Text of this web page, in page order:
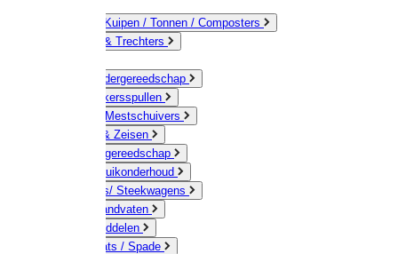
Emmers / Kuipen / Tonnen / Composters
Jerrycans & Trechters
Hand-/ Kindergereedschap
Stratenmakersspullen
Sneeuw- / Mestschuivers
Baggeren & Zeisen
Elektrisch gereedschap
Boom / Struikonderhoud
Kruiwagens/ Steekwagens
Stelen / Handvaten
Tuinhulpmiddelen
Schop / Bats / Spade